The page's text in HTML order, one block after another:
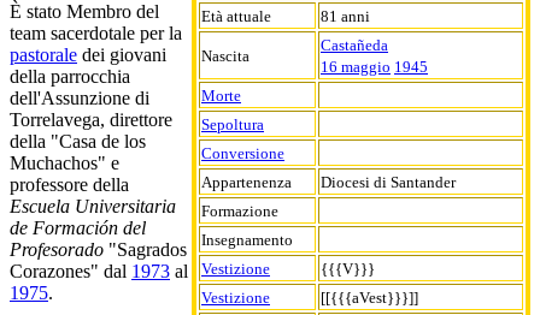
Età attuale
81 anni
Nascita
Castañeda
16 maggio 1945
Morte
Sepoltura
Conversione
Appartenenza
Diocesi di Santander
Formazione
Insegnamento
Vestizione
{{{V}}}
Vestizione
[[{{{aVest}}}]]
È stato Membro del
team sacerdotale per la
pastorale dei giovani
della parrocchia
dell'Assunzione di
Torrelavega, direttore
della "Casa de los
Muchachos" e
professore della
Escuela Universitaria
de Formación del
Profesorado "Sagrados
Corazones" dal 1973 al
1975.